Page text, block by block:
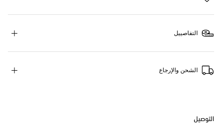
التفاصييل
الشحن والإرجاع
التوصيل